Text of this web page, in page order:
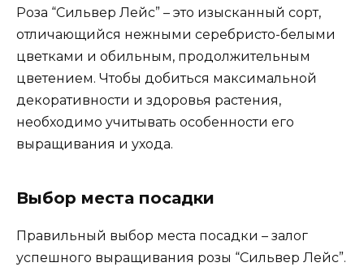
Роза “Сильвер Лейс” – это изысканный сорт,
отличающийся нежными серебристо-белыми
цветками и обильным, продолжительным
цветением. Чтобы добиться максимальной
декоративности и здоровья растения,
необходимо учитывать особенности его
выращивания и ухода.
Выбор места посадки
Правильный выбор места посадки – залог
успешного выращивания розы “Сильвер Лейс”.